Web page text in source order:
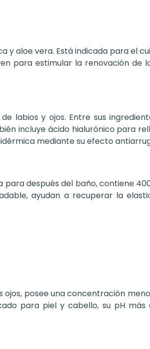
y aloe vera. Está indicada para el
para estimular la renovación de
labios y ojos. Entre sus
incluye ácido hialurónico para
mediante su efecto
después del baño, contiene
ayudan a recuperar la
ojos, posee una concentración
para piel y cabello, su pH más